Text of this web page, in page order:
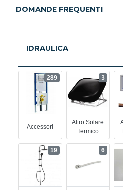
DOMANDE FREQUENTI
IDRAULICA
Accessori
289
Altro Solare
Termico
3
19 6